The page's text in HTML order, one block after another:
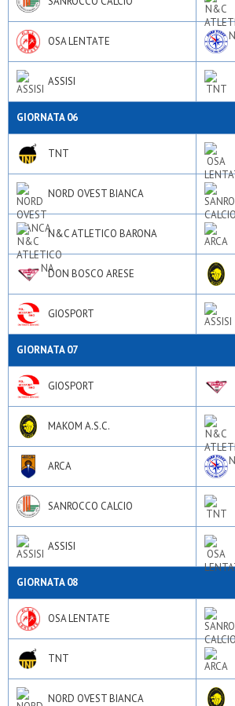
OSA LENTATE
ASSISI
GIORNATA 06
TNT
NORD OVEST BIANCA
N&C ATLETICO BARONA
DON BOSCO ARESE
GIOSPORT
GIORNATA 07
GIOSPORT
MAKOM A.S.C.
ARCA
SANROCCO CALCIO
ASSISI
GIORNATA 08
OSA LENTATE
TNT
NORD OVEST BIANCA